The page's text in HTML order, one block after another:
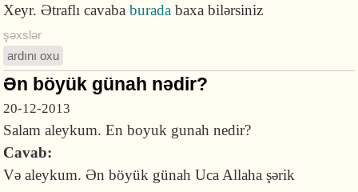
Xeyr. Ətraflı cavababuradabaxa bilərsiniz
şəxslər
ardını oxu
Ən böyük günah nədir?
20-12-2013
Salam aleykum. En boyuk gunah nedir?
Cavab:
Və aleykum. Ən böyük günah Uca Allaha şərik